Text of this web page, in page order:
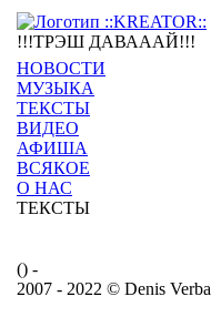
!!!ТРЭШ ДАВАААЙ!!!
НОВОСТИ
МУЗЫКА
ТЕКСТЫ
ВИДЕО
АФИША
ВСЯКОЕ
О НАС
ТЕКСТЫ
() -
2007 - 2022 © Denis Verba